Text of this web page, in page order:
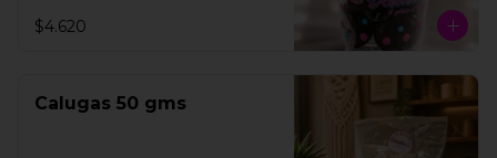
15 unidades aproximadamente.
$4.620
Calugas 50 gms